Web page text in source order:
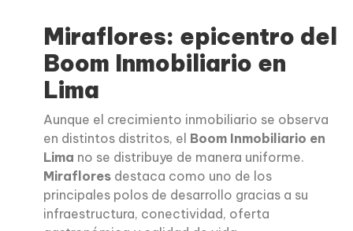
Miraflores: epicentro del
Boom Inmobiliario en
Lima
Aunque el crecimiento inmobiliario se observa
en distintos distritos, el Boom Inmobiliario en
Lima no se distribuye de manera uniforme.
Miraflores destaca como uno de los
principales polos de desarrollo gracias a su
infraestructura, conectividad, oferta